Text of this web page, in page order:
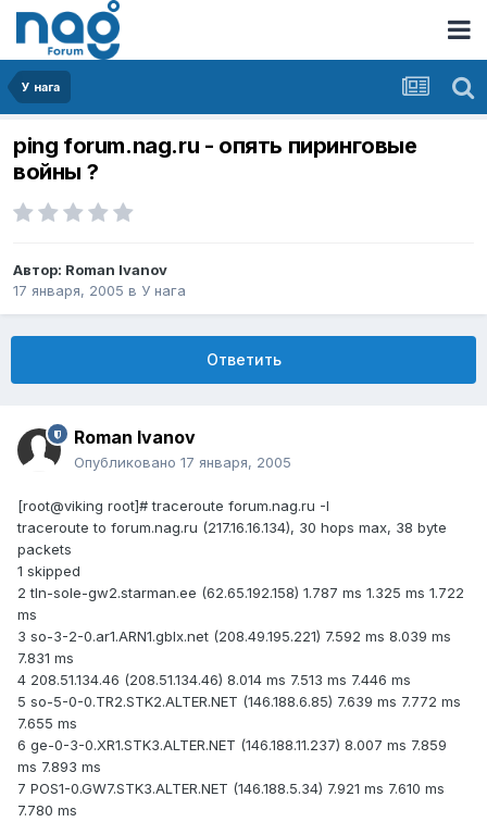
У нага
ping forum.nag.ru - опять пиринговые
войны ?
Автор: Roman Ivanov
17 января, 2005 в У нага
Ответить
Roman Ivanov
Опубликовано 17 января, 2005
[root@viking root]# traceroute forum.nag.ru -I
traceroute to forum.nag.ru (217.16.16.134), 30 hops max, 38 byte
packets
1 skipped
2 tln-sole-gw2.starman.ee (62.65.192.158) 1.787 ms 1.325 ms 1.722
ms
3 so-3-2-0.ar1.ARN1.gblx.net (208.49.195.221) 7.592 ms 8.039 ms
7.831 ms
4 208.51.134.46 (208.51.134.46) 8.014 ms 7.513 ms 7.446 ms
5 so-5-0-0.TR2.STK2.ALTER.NET (146.188.6.85) 7.639 ms 7.772 ms
7.655 ms
6 ge-0-3-0.XR1.STK3.ALTER.NET (146.188.11.237) 8.007 ms 7.859
ms 7.893 ms
7 POS1-0.GW7.STK3.ALTER.NET (146.188.5.34) 7.921 ms 7.610 ms
7.780 ms